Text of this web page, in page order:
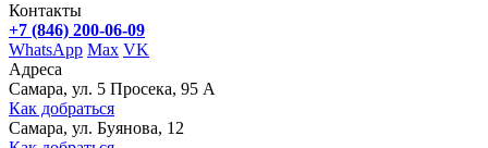
Контакты
+7 (846) 200-06-09
WhatsApp Max VK
Адреса
Самара, ул. 5 Просека, 95 А
Как добраться
Самара, ул. Буянова, 12